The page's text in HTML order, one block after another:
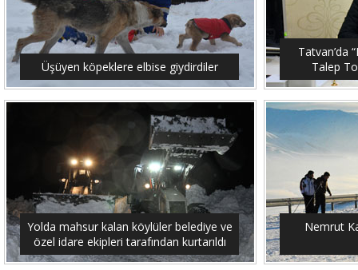
Üşüyen köpeklere elbise giydirdiler
Tatvan’da
Talep
Yolda mahsur kalan köylüler belediye ve
özel idare ekipleri tarafından kurtarıldı
Nemrut